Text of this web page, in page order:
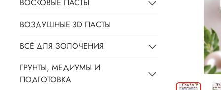
ВОСКОВЫЕ ПАСТЫ
ВОЗДУШНЫЕ 3D ПАСТЫ
ВСЁ ДЛЯ ЗОЛОЧЕНИЯ
ГРУНТЫ, МЕДИУМЫ И
ПОДГОТОВКА